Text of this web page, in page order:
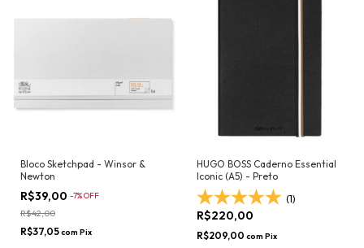
Bloco Sketchpad - Winsor &
Newton
R$39,00 -7%OFF
R$42,00
R$37,05com Pix
HUGO BOSS Caderno Essential
Iconic (A5) - Preto
(1)
R$220,00
R$209,00 com Pix